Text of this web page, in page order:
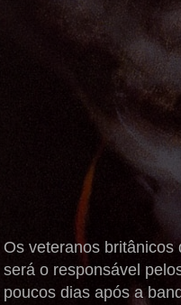
Os veteranos britânicos
será o responsável
poucos dias após a